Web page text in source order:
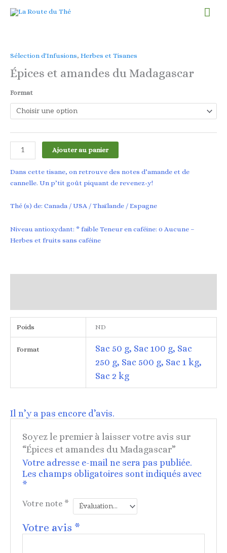
Sélection d'Infusions, Herbes et Tisanes
Épices et amandes du Madagascar
Format
quantité
de
Épices
du
Ajouter au panier
Dans cette tisane, on retrouve des notes d’amande et de
cannelle. Un p’tit goût piquant de revenez-y!
Thé (s) de: Canada / USA / Thaïlande / Espagne
Niveau antioxydant: * faible Teneur en caféine: 0 Aucune –
Herbes et fruits sans caféine
Poids ND
Format
Sac 50 g, Sac 100 g, Sac
250 g, Sac 500 g, Sac 1 kg,
Sac 2 kg
Il n’y a pas encore d’avis.
Soyez le premier à laisser votre avis sur
“Épices et amandes du Madagascar”
Votre adresse e-mail ne sera pas publiée.
Les champs obligatoires sont indiqués avec
*
Votre note *
Votre avis *